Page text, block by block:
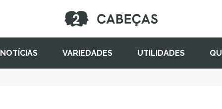
NOTÍCIAS VARIEDADES UTILIDADES